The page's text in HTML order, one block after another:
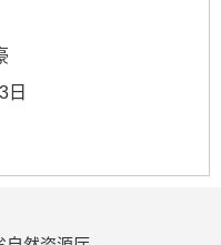
日